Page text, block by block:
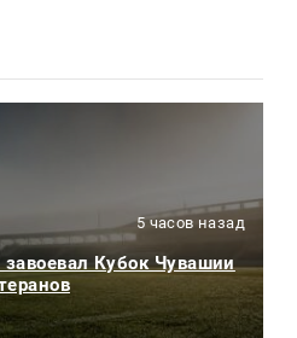
5 часов назад
Кубок Чувашии